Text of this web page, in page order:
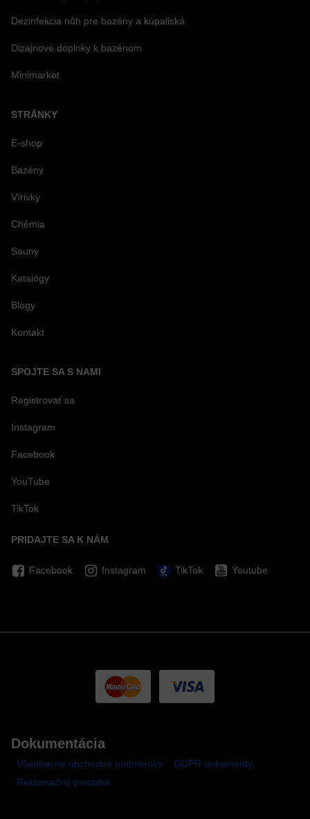
Dezinfekcia nôh pre bazény a kúpaliská
Dizajnové doplnky k bazénom
Minimarket
STRÁNKY
E-shop
Bazény
Vírivky
Chémia
Sauny
Katalógy
Blogy
Kontakt
SPOJTE SA S NAMI
Registrovať sa
Instagram
Facebook
YouTube
TikTok
PRIDAJTE SA K NÁM
Facebook Instagram TikTok Youtube
Dokumentácia
Všeobecné obchodné podmienky
GDPR dokumenty
Reklamačný poriadok